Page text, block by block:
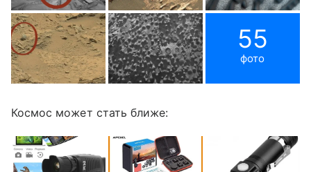
55
фото
Космос может стать ближе: